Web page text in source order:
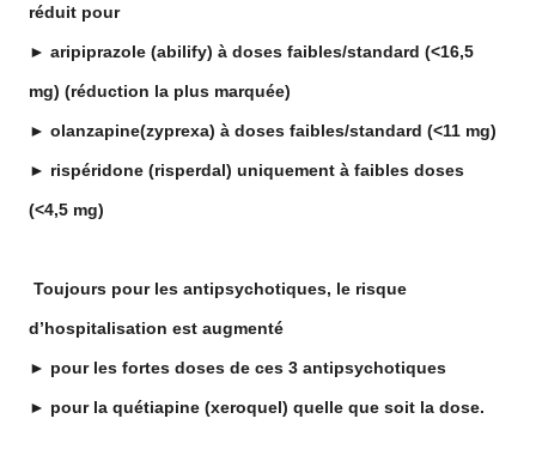
réduit pour
► aripiprazole (abilify) à doses faibles/standard (<16,5
mg) (réduction la plus marquée)
► olanzapine(zyprexa) à doses faibles/standard (<11 mg)
► rispéridone (risperdal) uniquement à faibles doses
(<4,5 mg)
Toujours pour les antipsychotiques, le risque
d’hospitalisation est augmenté
► pour les fortes doses de ces 3 antipsychotiques
► pour la quétiapine (xeroquel) quelle que soit la dose.